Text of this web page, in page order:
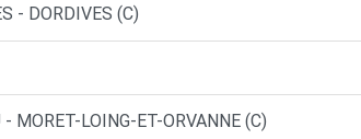
- DORDIVES (C)
LOING-ET-ORVANNE (C)